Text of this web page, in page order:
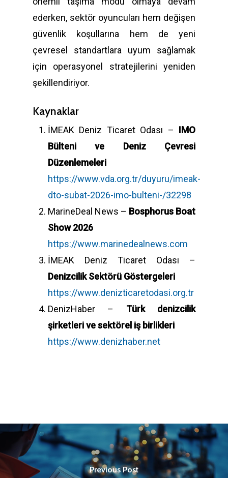
ederken, sektör oyuncuları hem değişen
güvenlik koşullarına hem de yeni
çevresel standartlara uyum sağlamak
için operasyonel stratejilerini yeniden
şekillendiriyor.
Kaynaklar
İMEAK Deniz Ticaret Odası – IMO
Bülteni ve Deniz Çevresi
Düzenlemeleri
https://www.vda.org.tr/duyuru/imeak-
dto-subat-2026-imo-bulteni-/32298
MarineDeal News – Bosphorus Boat
Show 2026
https://www.marinedealnews.com
İMEAK Deniz Ticaret Odası –
Denizcilik Sektörü Göstergeleri
https://www.denizticaretodasi.org.tr
DenizHaber – Türk denizcilik
şirketleri ve sektörel iş birlikleri
https://www.denizhaber.net
Previous Post